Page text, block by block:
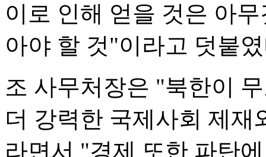
이로 인해 얻을 것은 아
아야 할 것"이라고 덧붙
조 사무처장은 "북한이
더 강력한 국제사회 제
라면서 "경제 또한 파탄